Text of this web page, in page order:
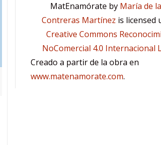
MatEnamórate by María de
Contreras Martínez is licensed
Creative Commons
NoComercial 4.0 Internacional
Creado a partir de la obra en
www.matenamorate.com.